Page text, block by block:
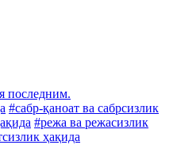
последним.
#сабр-қаноат ва сабрсизлик
#режа ва режасизлик
ҳақида